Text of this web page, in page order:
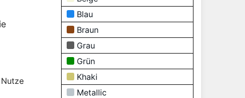
Nutze
Blau
Braun
Grau
Grün
Khaki
Metallic